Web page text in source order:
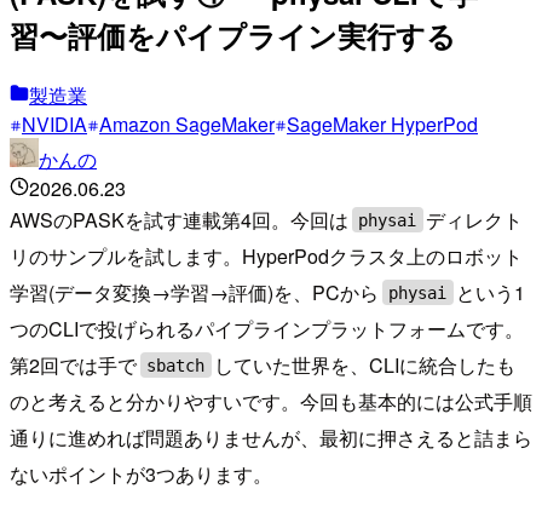
習〜評価をパイプライン実行する
製造業
NVIDIA Amazon SageMaker SageMaker HyperPod
かんの
2026.06.23
AWSのPASKを試す連載第4回。今回は
physai
ディレクト
リのサンプルを試します。HyperPodクラスタ上のロボット
学習(データ変換→学習→評価)を、PCから
physai
という1
つのCLIで投げられるパイプラインプラットフォームです。
第2回では手で sbatch
していた世界を、CLIに統合したも
のと考えると分かりやすいです。今回も基本的には公式手順
通りに進めれば問題ありませんが、最初に押さえると詰まら
ないポイントが3つあります。